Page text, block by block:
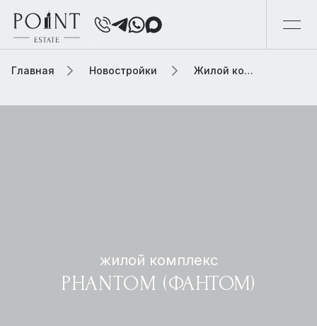
Главная Новостройки Жилой комплекс phantom (фантом)
жилой комплекс
PHANTOM (ФАНТОМ)